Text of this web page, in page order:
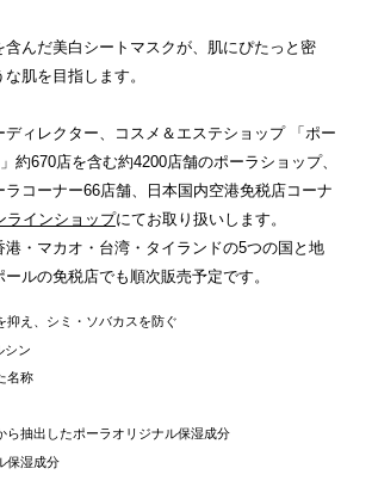
含んだ美白シートマスクが、肌にぴたっと密
肌を目指します。
ィレクター、コスメ＆エステショップ 「ポー
約670店を含む約4200店舗のポーラショップ、
コーナー66店舗、日本国内空港免税店コーナ
ラインショップにてお取り扱いします。
・マカオ・台湾・タイランドの5つの国と地
ルの免税店でも順次販売予定です。
抑え、シミ・ソバカスを防ぐ
シン
名称
ら抽出したポーラオリジナル保湿成分
保湿成分